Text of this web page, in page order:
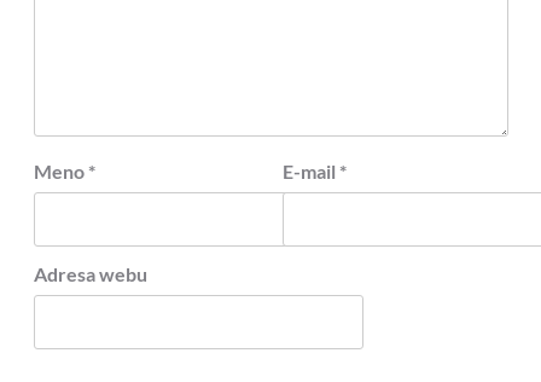
Meno * E-mail *
Adresa webu